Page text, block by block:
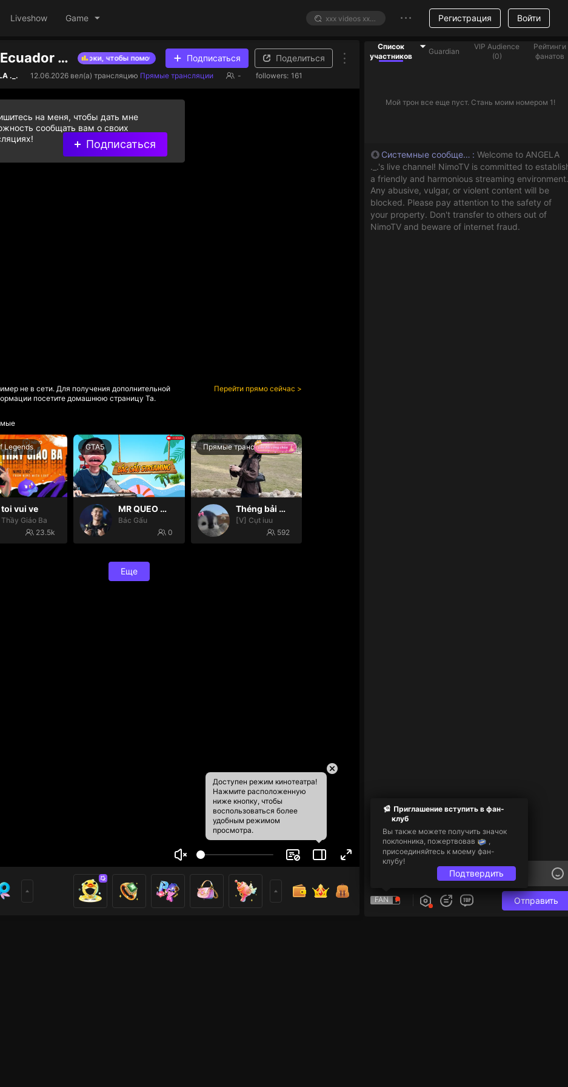
Liveshow Game Регистрация Войти
17 años Ecuador ❤eeuu
подарки, чтобы помочь стримерам из списка Дарите бриллиантовые подарки, чтобы помочь стримерам из списка
Подписаться Поделиться
._. 12.06.2026 вел(а) трансляцию Прямые трансляции - followers: 161
Доступен режим кинотеатра!
Нажмите расположенную
ниже кнопку, чтобы
воспользоваться более
удобным режимом
просмотра.
не в сети. Для получения дополнительной
посетите домашнюю страницу Та.
Перейти прямо сейчас
Legends
toi vui ve
Thầy Giáo Ba
23.5k
GTA5
MR QUEO ON THE MIC
Bác Gấu
0
Прямые трансляции
Théng bải 🌸✨
[V] Cụt iuu
592
Еще
на меня, чтобы дать мне
сообщать вам о своих
Подписаться
Список
участников
Guardian
VIP Audience
(0)
Рейтинги
фанатов
Мой трон все еще пуст. Стань моим номером 1!
: Welcome to ANGELA
._.'s live channel! NimoTV is committed to
a friendly and harmonious streaming environment.
Any abusive, vulgar, or violent content will be
blocked. Please pay attention to the safety of
your property. Don't transfer to others out of
NimoTV and beware of internet fraud.
FAN Отправить
Приглашение вступить в фан-
клуб
Вы также можете получить значок
поклонника, пожертвовав
присоединяйтесь к моему фан-
клубу!
Подтвердить